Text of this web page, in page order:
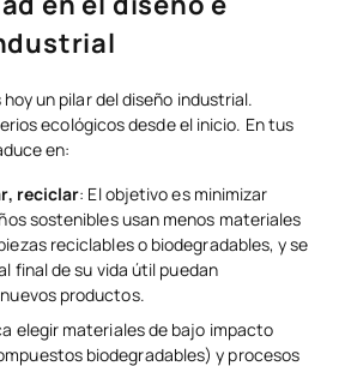
hoy un pilar del diseño industrial.
ecológicos desde el inicio. En tus
en:
reciclar: El objetivo es minimizar
sostenibles usan menos materiales
reciclables o biodegradables, y se
final de su vida útil puedan
productos.
elegir materiales de bajo impacto
biodegradables) y procesos